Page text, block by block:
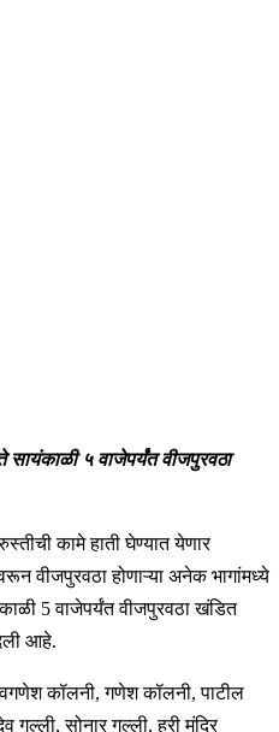
५ वाजेपर्यंत वीजपुरवठा
कामे हाती घेण्यात येणार
वीजपुरवठा होणाऱ्या अनेक भागांमध्ये
5 वाजेपर्यंत वीजपुरवठा खंडित
आहे.
कॉलनी, गणेश कॉलनी, पाटील
गल्ली, सोनार गल्ली, हरी मंदिर